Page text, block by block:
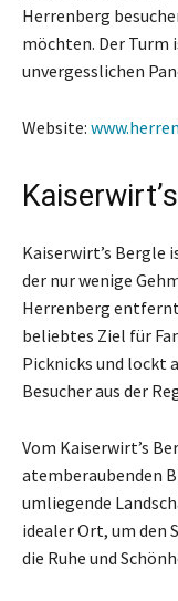
Herrenberg
möchten. Der
unvergesslichen
Website:
Kaiserwirt’s Bergle
der nur wenige
Herrenberg
beliebtes Ziel für
Picknicks und lockt
Besucher aus der
Vom Kaiserwirt’s
atemberaubenden
umliegende
idealer Ort, um den
die Ruhe und